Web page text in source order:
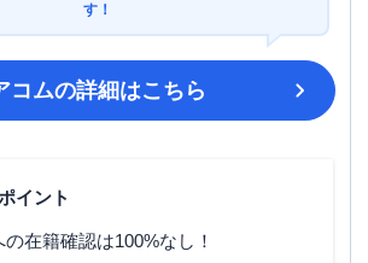
す！
コムの詳細はこちら
イント
在籍確認は100%なし！